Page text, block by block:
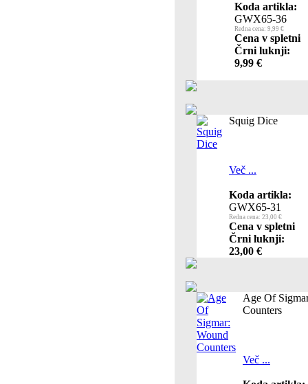
Koda artikla:
GWX65-36
Redna cena: 9,99 €
Cena v spletni
Črni luknji:
9,99 €
Squig Dice
Več ...
Koda artikla:
GWX65-31
Redna cena: 23,00 €
Cena v spletni
Črni luknji:
23,00 €
Age Of
Counters
Več ...